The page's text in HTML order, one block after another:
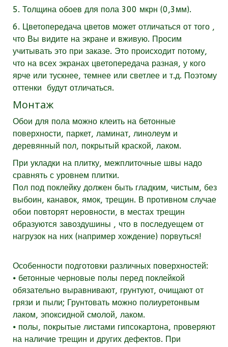
5. Толщина обоев для пола 300 мкрн (0,3мм).
6. Цветопередача цветов может отличаться от того ,
что Вы видите на экране и вживую. Просим
учитывать это при заказе. Это происходит потому,
что на всех экранах цветопередача разная, у кого
ярче или тускнее, темнее или светлее и т.д. Поэтому
оттенки будут отличаться.
Монтаж
Обои для пола можно клеить на бетонные
поверхности, паркет, ламинат, линолеум и
деревянный пол, покрытый краской, лаком.
При укладки на плитку, межплиточные швы надо
сравнять с уровнем плитки.
Пол под поклейку должен быть гладким, чистым, без
выбоин, канавок, ямок, трещин. В противном случае
обои повторят неровности, в местах трещин
образуются завоздушины , что в последуещем от
нагрузок на них (например хождение) порвуться!
Особенности подготовки различных поверхностей:
⦁ бетонные черновые полы перед поклейкой
обязательно выравнивают, грунтуют, очищают от
грязи и пыли; Грунтовать можно полиуретонвым
лаком, эпоксидной смолой, лаком.
⦁ полы, покрытые листами гипсокартона, проверяют
на наличие трещин и других дефектов. При